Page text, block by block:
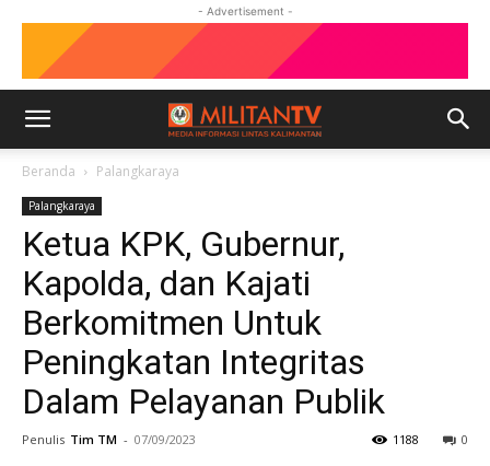
- Advertisement -
Beranda Palangkaraya
Palangkaraya
Ketua KPK, Gubernur,
Kapolda, dan Kajati
Berkomitmen Untuk
Peningkatan Integritas
Dalam Pelayanan Publik
Penulis Tim TM - 07/09/2023 0
1188